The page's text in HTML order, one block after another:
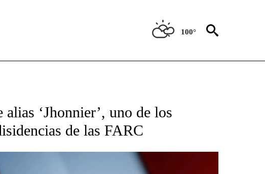
100°
NOTIFICATIONS ABOUT NEW PAGES ON "CNN - SPANISH".
‘Jhonnier’, uno de los
de las FARC